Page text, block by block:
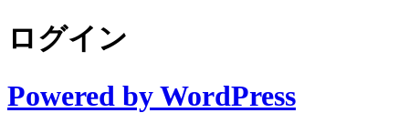
ログイン
Powered by WordPress